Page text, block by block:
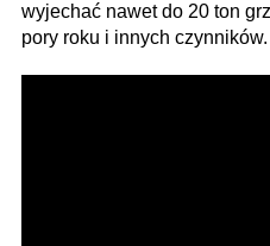
wyjechać nawet do 20 ton
pory roku i innych czynników.